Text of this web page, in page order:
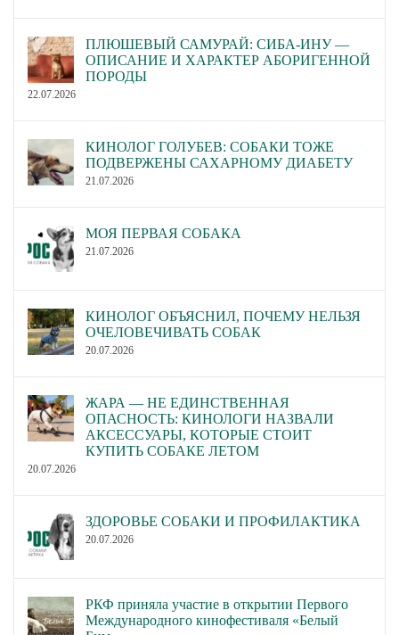
ПЛЮШЕВЫЙ САМУРАЙ: СИБА-ИНУ —
ОПИСАНИЕ И ХАРАКТЕР АБОРИГЕННОЙ
ПОРОДЫ
22.07.2026
КИНОЛОГ ГОЛУБЕВ: СОБАКИ ТОЖЕ
ПОДВЕРЖЕНЫ САХАРНОМУ ДИАБЕТУ
21.07.2026
МОЯ ПЕРВАЯ СОБАКА
21.07.2026
КИНОЛОГ ОБЪЯСНИЛ, ПОЧЕМУ НЕЛЬЗЯ
ОЧЕЛОВЕЧИВАТЬ СОБАК
20.07.2026
ЖАРА — НЕ ЕДИНСТВЕННАЯ
ОПАСНОСТЬ: КИНОЛОГИ НАЗВАЛИ
АКСЕССУАРЫ, КОТОРЫЕ СТОИТ
КУПИТЬ СОБАКЕ ЛЕТОМ
20.07.2026
ЗДОРОВЬЕ СОБАКИ И ПРОФИЛАКТИКА
20.07.2026
РКФ приняла участие в открытии Первого
Международного кинофестиваля «Белый